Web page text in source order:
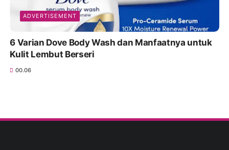
ADVERTISEMENT
6 Varian Dove Body Wash dan Manfaatnya untuk
Kulit Lembut Berseri
00.06